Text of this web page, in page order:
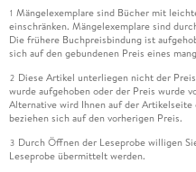
1 Mängelexemplare sind Bücher mit
einschränken. Mängelexemplare sind
Die frühere Buchpreisbindung ist
sich auf den gebundenen Preis eines
2 Diese Artikel unterliegen nicht der
wurde aufgehoben oder der Preis wurde
Alternative wird Ihnen auf der Artikelseite
beziehen sich auf den vorherigen Preis.
3 Durch Öffnen der Leseprobe willigen
Leseprobe übermittelt werden.